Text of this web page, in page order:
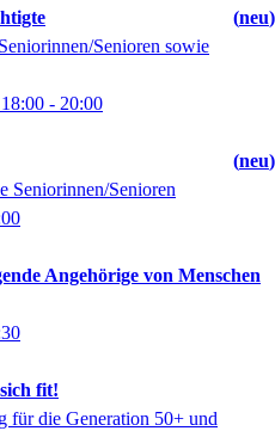
neu
Senioren sowie
18:00 - 20:00
neu
Seniorinnen/Senioren
Angehörige von Menschen
fit!
für die Generation 50+ und